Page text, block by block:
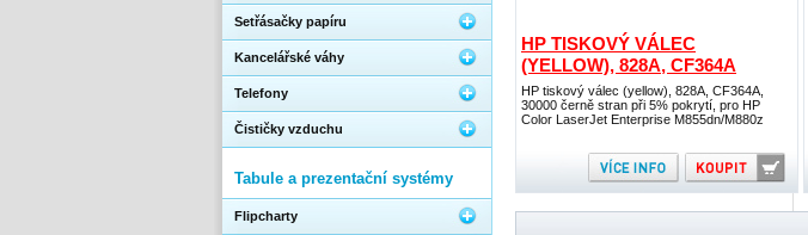
HP TISKOVÝ VÁLEC
(YELLOW), 828A, CF364A
HP tiskový válec (yellow), 828A, CF364A,
30000 černě stran při 5% pokrytí, pro HP
Color LaserJet Enterprise M855dn/M880z
Setřásačky papíru
Kancelářské váhy
Telefony
Čističky vzduchu
Tabule a prezentační systémy
Flipcharty